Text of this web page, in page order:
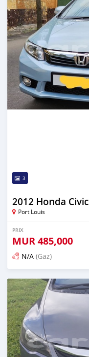
3
2012 Honda Civic
Port Louis
PRIX
MUR485,000
N/A (Gaz)
Publié il y a presque 3 ans